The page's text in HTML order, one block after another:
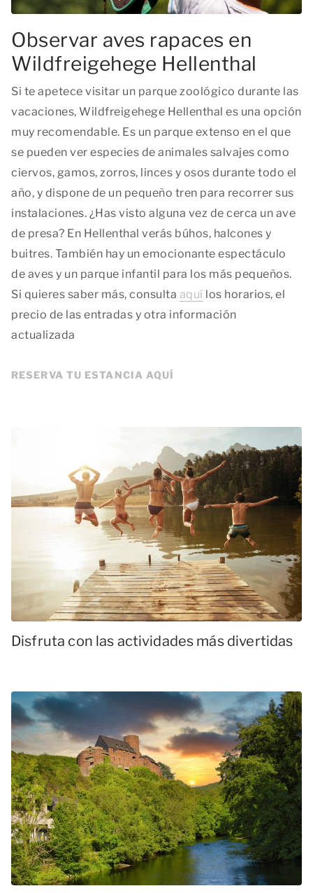
Observar aves rapaces en
Wildfreigehege Hellenthal
Si te apetece visitar un parque zoológico durante las
vacaciones, Wildfreigehege Hellenthal es una opción
muy recomendable. Es un parque extenso en el que
se pueden ver especies de animales salvajes como
ciervos, gamos, zorros, linces y osos durante todo el
año, y dispone de un pequeño tren para recorrer sus
instalaciones. ¿Has visto alguna vez de cerca un ave
de presa? En Hellenthal verás búhos, halcones y
buitres. También hay un emocionante espectáculo
de aves y un parque infantil para los más pequeños.
Si quieres saber más, consulta aquí los horarios, el
precio de las entradas y otra información
actualizada
RESERVA TU ESTANCIA AQUÍ
Disfruta con las actividades más divertidas